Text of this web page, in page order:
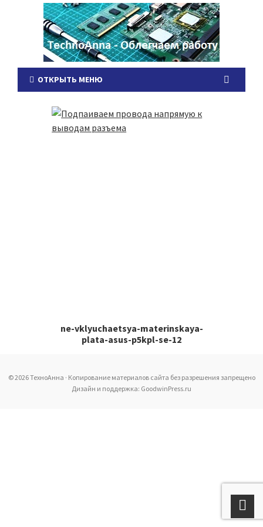
ОТКРЫТЬ МЕНЮ
ne-vklyuchaetsya-materinskaya-
plata-asus-p5kpl-se-12
© 2026 ТехноАнна · Копирование материалов сайта без разрешения запрещено
Дизайн и поддержка: GoodwinPress.ru